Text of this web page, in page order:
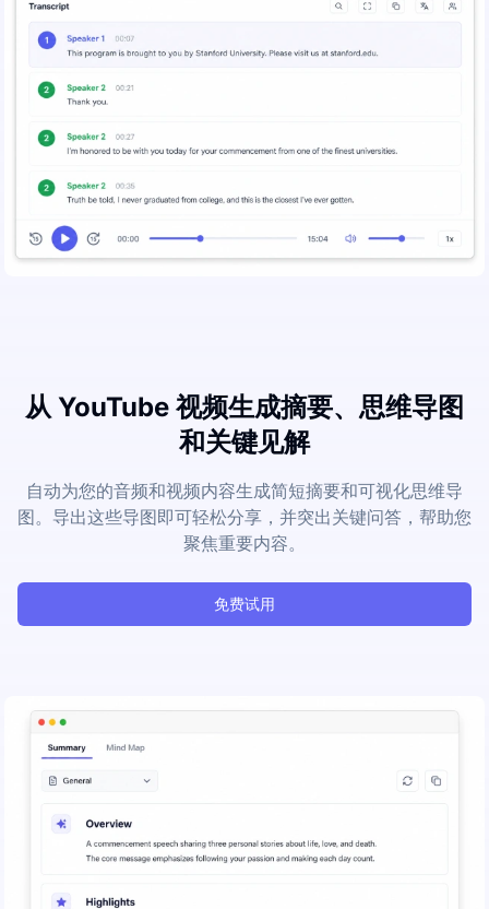
从 YouTube 视频生成摘要、思维导图
和关键见解
自动为您的音频和视频内容生成简短摘要和可视化思维导
图。导出这些导图即可轻松分享，并突出关键问答，帮助您
聚焦重要内容。
免费试用